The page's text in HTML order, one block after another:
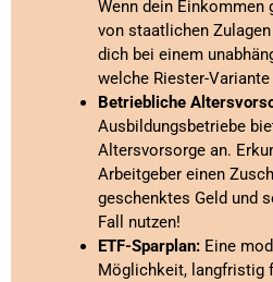
Wenn dein Einkommen
von staatlichen
dich bei einem
welche Riester-
Betriebliche
Ausbildungsbetriebe
Altersvorsorge an.
Arbeitgeber einen
geschenktes Geld und
Fall nutzen!
ETF-Sparplan: Eine
Möglichkeit, langfristig